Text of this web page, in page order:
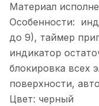
Материал
Особенности:
до 9), таймер
индикатор
блокировка всех
поверхности,
Цвет: черный